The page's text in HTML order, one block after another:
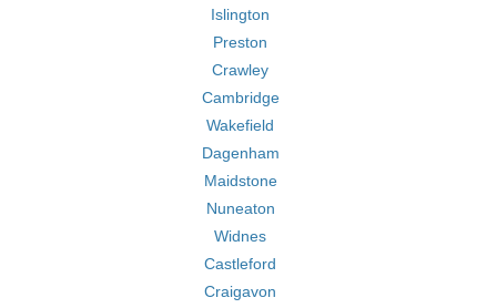
Islington
Preston
Crawley
Cambridge
Wakefield
Dagenham
Maidstone
Nuneaton
Widnes
Castleford
Craigavon